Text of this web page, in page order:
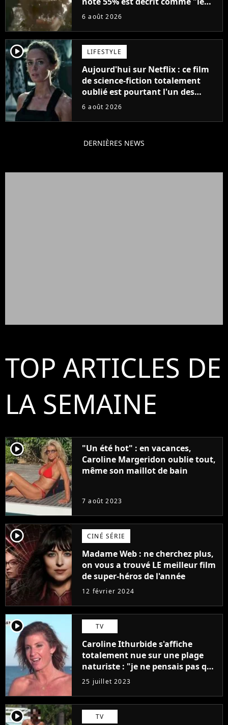
plus stupide de l'année"
6 août 2026
player2 LIFESTYLE
Aujourd'hui sur Netflix : ce film
de science-fiction totalement
oublié est pourtant l'un des
meilleurs des années 2010
6 août 2026
DERNIÈRES NEWS
TOP ARTICLES DE
LA SEMAINE
player2
"Un été hot" : en vacances,
Caroline Margeridon oublie tout,
même son maillot de bain
7 août 2023
player2 CINÉ SÉRIE
Madame Web : ne cherchez plus,
on vous a trouvé LE meilleur film
de super-héros de l'année
12 février 2024
player2 TV
Caroline Ithurbide s'affiche
totalement nue sur une plage
naturiste : "je ne pensais pas que
j'arriverais à le faire..."
25 juillet 2023
player2 TV